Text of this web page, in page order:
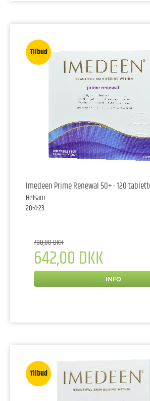
Tilbud
Imedeen Prime Renewal 50+ - 120
Helsam
20-4-23
700,00 DKK
642,00 DKK
INFO
Tilbud